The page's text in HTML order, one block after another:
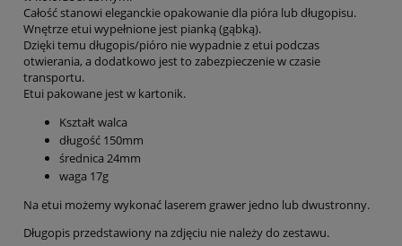
Całość stanowi eleganckie opakowanie dla pióra lub długopisu.
Wnętrze etui wypełnione jest pianką (gąbką).
Dzięki temu długopis/pióro nie wypadnie z etui podczas
otwierania, a dodatkowo jest to zabezpieczenie w czasie
transportu.
Etui pakowane jest w kartonik.
Kształt walca
długość 150mm
średnica 24mm
waga 17g
Na etui możemy wykonać laserem grawer jedno lub dwustronny.
Długopis przedstawiony na zdjęciu nie należy do zestawu.